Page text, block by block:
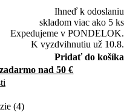
Ihneď k odoslaniu
skladom viac ako 5 ks
Expedujeme v PONDELOK.
K vyzdvihnutiu už 10.8.
Pridať do košíka
nad 50 €
(4)